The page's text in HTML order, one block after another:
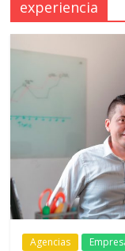
de
en
experiencia
Agencias